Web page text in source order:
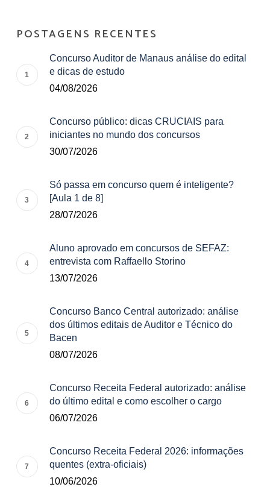
POSTAGENS RECENTES
Concurso Auditor de Manaus análise do edital
e dicas de estudo
04/08/2026
Concurso público: dicas CRUCIAIS para
iniciantes no mundo dos concursos
30/07/2026
Só passa em concurso quem é inteligente?
[Aula 1 de 8]
28/07/2026
Aluno aprovado em concursos de SEFAZ:
entrevista com Raffaello Storino
13/07/2026
Concurso Banco Central autorizado: análise
dos últimos editais de Auditor e Técnico do
Bacen
08/07/2026
Concurso Receita Federal autorizado: análise
do último edital e como escolher o cargo
06/07/2026
Concurso Receita Federal 2026: informações
quentes (extra-oficiais)
10/06/2026